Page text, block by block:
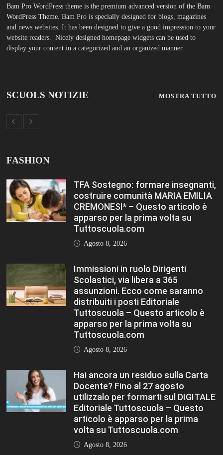
Bam Pro WordPress theme is the premium advanced version of the Bam
WordPress Theme. Bam Pro is specially designed for blogs, magazines
and news websites. It has been designed to give a good impression to your
website readers. Nicely designed homepage widgets can be used to
display your content in a categorized and an organized manner.
SCUOLS NOTIZIE MOSTRA TUTTO
FASHION
TFA Sostegno: formare insegnanti,
costruire comunità MARIA EMILIA
CREMONESI* – Questo articolo è
apparso per la prima volta su
Tuttoscuola.com
Agosto 8, 2026
Immissioni in ruolo Dirigenti
Scolastici, via libera a 365
assunzioni. Ecco come saranno
distribuiti i posti Editoriale
Tuttoscuola – Questo articolo è
apparso per la prima volta su
Tuttoscuola.com
Agosto 8, 2026
Hai ancora un residuo sulla Carta
Docente? Fino al 27 agosto
utilizzalo per formarti sul DIGITALE
Editoriale Tuttoscuola – Questo
articolo è apparso per la prima
volta su Tuttoscuola.com
Agosto 8, 2026